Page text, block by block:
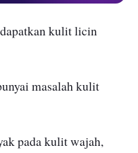
kulit licin
masalah kulit
pada kulit wajah,